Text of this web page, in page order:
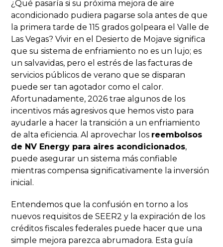
¿Qué pasaría si su próxima mejora de aire
acondicionado pudiera pagarse sola antes de que
la primera tarde de 115 grados golpeara el Valle de
Las Vegas? Vivir en el Desierto de Mojave significa
que su sistema de enfriamiento no es un lujo; es
un salvavidas, pero el estrés de las facturas de
servicios públicos de verano que se disparan
puede ser tan agotador como el calor.
Afortunadamente, 2026 trae algunos de los
incentivos más agresivos que hemos visto para
ayudarle a hacer la transición a un enfriamiento
de alta eficiencia. Al aprovechar los reembolsos
de NV Energy para aires acondicionados,
puede asegurar un sistema más confiable
mientras compensa significativamente la inversión
inicial.
Entendemos que la confusión en torno a los
nuevos requisitos de SEER2 y la expiración de los
créditos fiscales federales puede hacer que una
simple mejora parezca abrumadora. Esta guía